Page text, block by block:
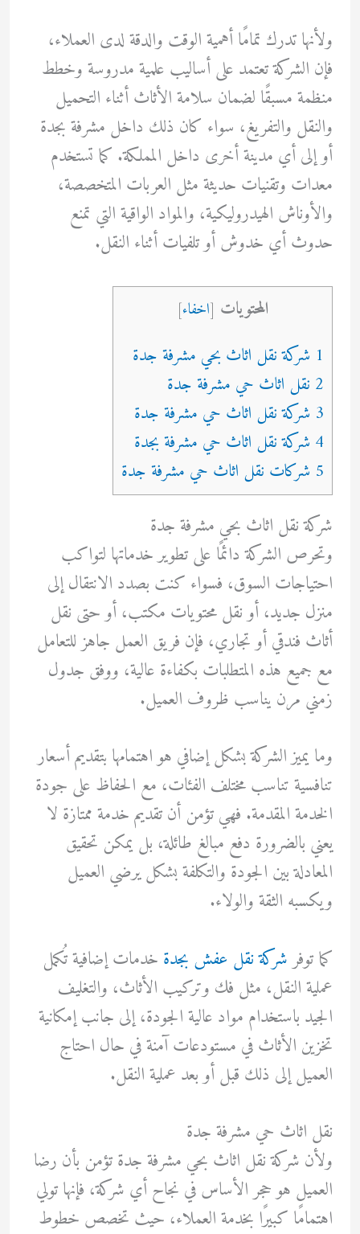
ولأنها تدرك تمامًا أهمية الوقت والدقة لدى العملاء،
فإن الشركة تعتمد على أساليب علمية مدروسة وخطط
منظمة مسبقًا لضمان سلامة الأثاث أثناء التحميل
والنقل والتفريغ، سواء كان ذلك داخل مشرفة بجدة
أو إلى أي مدينة أخرى داخل المملكة. كما تستخدم
معدات وتقنيات حديثة مثل العربات المتخصصة،
والأوناش الهيدروليكية، والمواد الواقية التي تمنع
حدوث أي خدوش أو تلفيات أثناء النقل.
المحتويات [اخفاء]
1 شركة نقل اثاث بحي مشرفة جدة
2 نقل اثاث حي مشرفة جدة
3 شركة نقل اثاث حي مشرفة جدة
4 شركة نقل اثاث حي مشرفة بجدة
5 شركات نقل اثاث حي مشرفة جدة
شركة نقل اثاث بحي مشرفة جدة
وتحرص الشركة دائمًا على تطوير خدماتها لتواكب
احتياجات السوق، فسواء كنت بصدد الانتقال إلى
منزل جديد، أو نقل محتويات مكتب، أو حتى نقل
أثاث فندقي أو تجاري، فإن فريق العمل جاهز للتعامل
مع جميع هذه المتطلبات بكفاءة عالية، ووفق جدول
زمني مرن يناسب ظروف العميل.
وما يميز الشركة بشكل إضافي هو اهتمامها بتقديم أسعار
تنافسية تناسب مختلف الفئات، مع الحفاظ على جودة
الخدمة المقدمة. فهي تؤمن أن تقديم خدمة ممتازة لا
يعني بالضرورة دفع مبالغ طائلة، بل يمكن تحقيق
المعادلة بين الجودة والتكلفة بشكل يرضي العميل
ويكسبه الثقة والولاء.
كما توفر شركة نقل عفش بجدة خدمات إضافية تُكمل
عملية النقل، مثل فك وتركيب الأثاث، والتغليف
الجيد باستخدام مواد عالية الجودة، إلى جانب إمكانية
تخزين الأثاث في مستودعات آمنة في حال احتاج
العميل إلى ذلك قبل أو بعد عملية النقل.
نقل اثاث حي مشرفة جدة
ولأن شركة نقل اثاث بحي مشرفة جدة تؤمن بأن رضا
العميل هو حجر الأساس في نجاح أي شركة، فإنها تولي
اهتمامًا كبيرًا بخدمة العملاء، حيث تخصص خطوط